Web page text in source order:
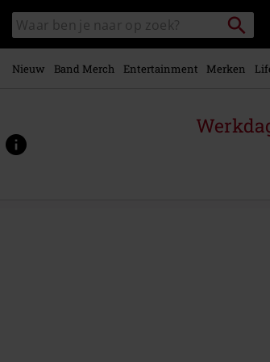
naar
hoofdinhoud
Zoek
in
catalogus
zoeken
Nieuw Band Merch Entertainment Merken